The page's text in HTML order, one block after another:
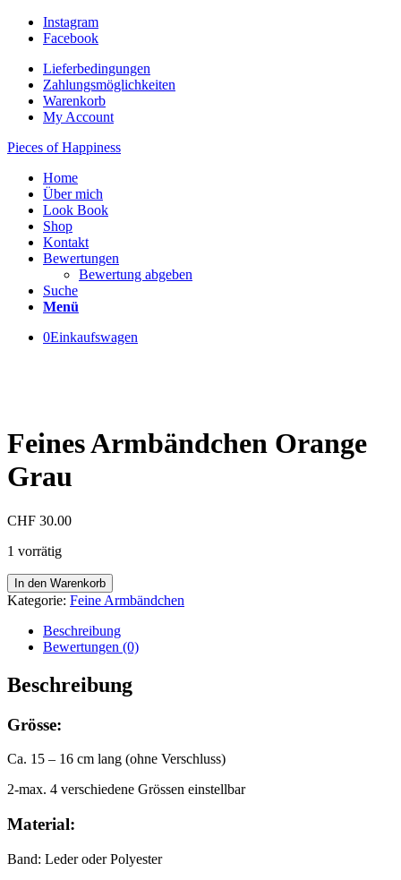
Instagram
Facebook
Lieferbedingungen
Zahlungsmöglichkeiten
Warenkorb
My Account
Pieces of Happiness
Home
Über mich
Look Book
Shop
Kontakt
Bewertungen
Bewertung abgeben
Suche
Menü
0Einkaufswagen
Feines Armbändchen Orange
Grau
CHF 30.00
1 vorrätig
Feines
Armbändchen
Orange
Grau
Menge
In den Warenkorb
Kategorie: Feine Armbändchen
Beschreibung
Bewertungen (0)
Beschreibung
Grösse:
Ca. 15 – 16 cm lang (ohne Verschluss)
2-max. 4 verschiedene Grössen einstellbar
Material:
Band: Leder oder Polyester